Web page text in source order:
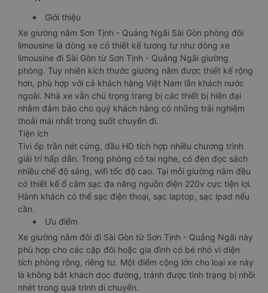
Giới thiệu
Xe giường nằm Sơn Tịnh - Quảng Ngãi Sài Gòn phòng đôi
limousine là dòng xe có thiết kế tương tự như dòng xe
limousine đi Sài Gòn từ Sơn Tịnh - Quảng Ngãi giường
phòng. Tuy nhiên kích thước giường nằm được thiết kế rộng
hơn, phù hợp với cả khách hàng Việt Nam lẫn khách nước
ngoài. Nhà xe vẫn chú trọng trang bị các thiết bị hiện đại
nhằm đảm bảo cho quý khách hàng có những trải nghiệm
thoải mái nhất trong suốt chuyến đi.
Tiện ích
Tivi ốp trần nét cứng, đầu HD tích hợp nhiều chương trình
giải trí hấp dẫn. Trong phòng có tai nghe, có đèn đọc sách
nhiều chế độ sáng, wifi tốc độ cao. Tại mỗi giường nằm đều
có thiết kế ổ cắm sạc đa năng nguồn điện 220v cực tiện lợi.
Hành khách có thể sạc điện thoại, sạc laptop, sạc ipad nếu
cần.
Ưu điểm
Xe giường nằm đôi đi Sài Gòn từ Sơn Tịnh - Quảng Ngãi này
phù hợp cho các cặp đôi hoặc gia đình có bé nhỏ vì diện
tích phòng rộng, riêng tư. Một điểm cộng lớn cho loại xe này
là không bắt khách dọc đường, tránh được tình trạng bị nhồi
nhét trong quá trình di chuyển.